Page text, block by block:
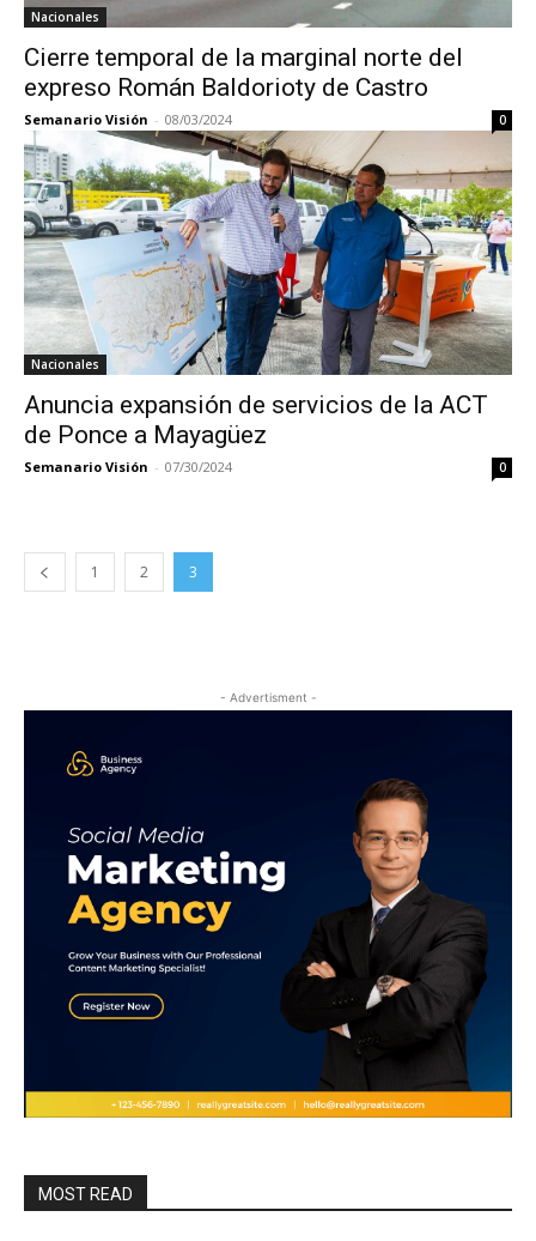
Nacionales
Cierre temporal de la marginal norte del
expreso Román Baldorioty de Castro
Semanario Visión - 08/03/2024 0
Nacionales
Anuncia expansión de servicios de la ACT
de Ponce a Mayagüez
Semanario Visión - 07/30/2024 0
1 2 3
- Advertisment -
MOST READ